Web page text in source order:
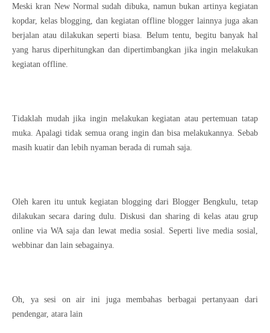
Meski kran New Normal sudah dibuka, namun bukan artinya kegiatan
kopdar, kelas blogging, dan kegiatan offline blogger lainnya juga akan
berjalan atau dilakukan seperti biasa. Belum tentu, begitu banyak hal
yang harus diperhitungkan dan dipertimbangkan jika ingin melakukan
kegiatan offline.
Tidaklah mudah jika ingin melakukan kegiatan atau pertemuan tatap
muka. Apalagi tidak semua orang ingin dan bisa melakukannya. Sebab
masih kuatir dan lebih nyaman berada di rumah saja.
Oleh karen itu untuk kegiatan blogging dari Blogger Bengkulu, tetap
dilakukan secara daring dulu. Diskusi dan sharing di kelas atau grup
online via WA saja dan lewat media sosial. Seperti live media sosial,
webbinar dan lain sebagainya.
Oh, ya sesi on air ini juga membahas berbagai pertanyaan dari
pendengar, atara lain